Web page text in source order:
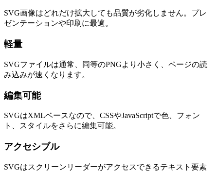
SVG画像はどれだけ拡大しても品質が劣化しません。プレ
ゼンテーションや印刷に最適。
軽量
SVGファイルは通常、同等のPNGより小さく、ページの読
み込みが速くなります。
編集可能
SVGはXMLベースなので、CSSやJavaScriptで色、フォン
ト、スタイルをさらに編集可能。
アクセシブル
SVGはスクリーンリーダーがアクセスできるテキスト要素